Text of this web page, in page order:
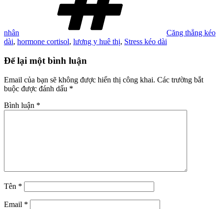
nhân
Căng thẳng kéo
dài, hormone cortisol, lương y huê thị, Stress kéo dài
Để lại một bình luận
Email của bạn sẽ không được hiển thị công khai. Các trường bắt
buộc được đánh dấu *
Bình luận *
Tên *
Email *